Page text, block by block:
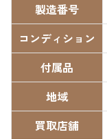
製造番号
コンディション
付属品
地域
買取店舗